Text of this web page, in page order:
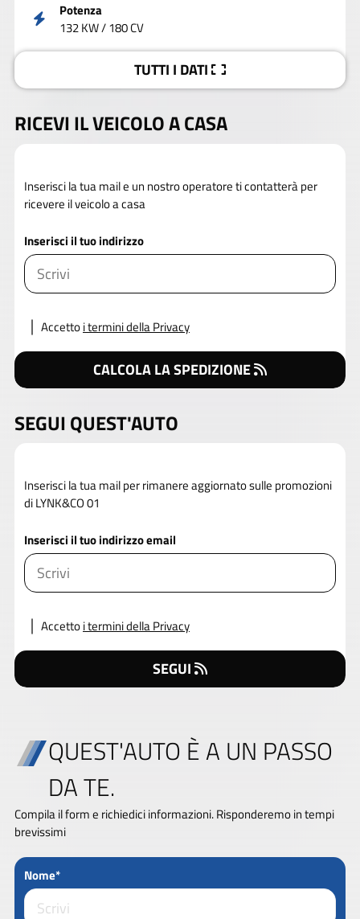
Potenza
132 KW / 180 CV
TUTTI I DATI
RICEVI IL VEICOLO A CASA
Inserisci la tua mail e un nostro operatore ti contatterà per
ricevere il veicolo a casa
Inserisci il tuo indirizzo
Accettoi termini della Privacy
CALCOLA LA SPEDIZIONE
SEGUI QUEST'AUTO
Inserisci la tua mail per rimanere aggiornato sulle promozioni
di LYNK&CO 01
Inserisci il tuo indirizzo email
Accettoi termini della Privacy
SEGUI
QUEST'AUTO È A UN PASSO
DA TE.
Compila il form e richiedici informazioni. Risponderemo in tempi
brevissimi
Nome*